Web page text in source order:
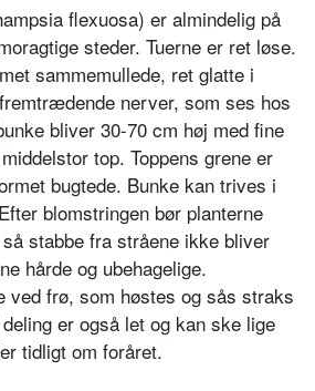
flexuosa) er almindelig på
steder. Tuerne er ret løse.
sammemulle­de, ret glatte i
nerver, som ses hos
bliver 30-70 cm høj med fine
top. Toppens grene er
bugtede. Bunke kan trives i
blomstringen bør planterne
stabbe fra stråene ikke bliver
hårde og ubehagelige.
ved frø, som høstes og sås straks
er også let og kan ske lige
tidligt om foråret.